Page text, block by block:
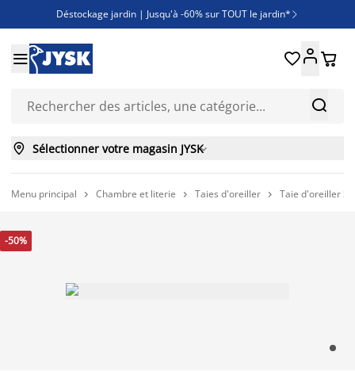
Déstockage jardin | Jusqu'à -60% sur TOUT le jardin* 
Jusqu'à -50% sur une sélection literie
Découvrez les nouveautés de la collection


 
 Sélectionner votre magasin JYSK
Menu principal  Chambre et literie  Taies d'oreiller  Taie d'oreiller
-50%